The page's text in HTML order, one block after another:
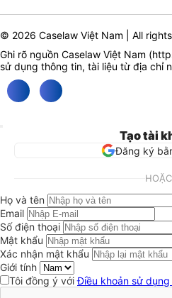
© 2026 Caselaw Việt Nam | All
Ghi rõ nguồn Caselaw Việt Nam (
sử dụng thông tin, tài liệu từ địa chỉ
Tạo tài
Đăng ký
HOẶC
Họ và tên
Email
Số điện thoại
Mật khẩu
Xác nhận mật khẩu
Giới tính
Tôi đồng ý vớiĐiều khoản sử dụng